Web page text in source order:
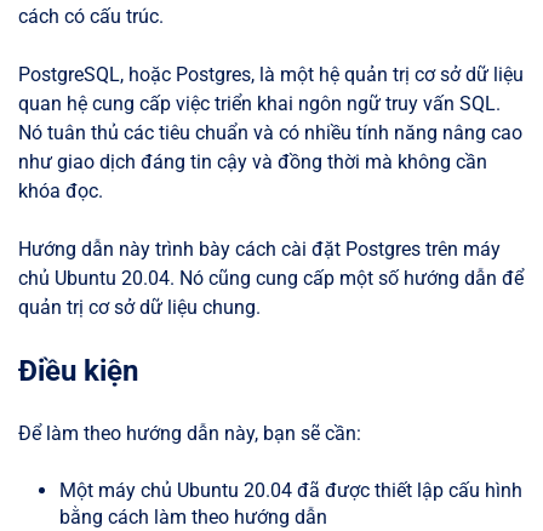
cách có cấu trúc.
PostgreSQL, hoặc Postgres, là một hệ quản trị cơ sở dữ liệu
quan hệ cung cấp việc triển khai ngôn ngữ truy vấn SQL.
Nó tuân thủ các tiêu chuẩn và có nhiều tính năng nâng cao
như giao dịch đáng tin cậy và đồng thời mà không cần
khóa đọc.
Hướng dẫn này trình bày cách cài đặt Postgres trên máy
chủ Ubuntu 20.04. Nó cũng cung cấp một số hướng dẫn để
quản trị cơ sở dữ liệu chung.
Điều kiện
Để làm theo hướng dẫn này, bạn sẽ cần:
Một máy chủ Ubuntu 20.04 đã được thiết lập cấu hình
bằng cách làm theo hướng dẫn